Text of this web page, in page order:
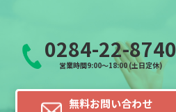
0284-22-8740
営業時間9:00～18:00 (土日定休)
無料お問い合わせ